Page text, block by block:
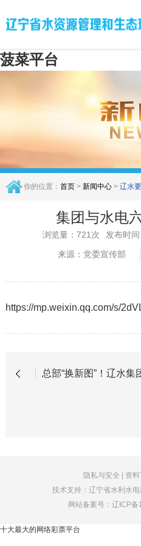
菠菜平台
你的位置： 首页> 新闻中心> 辽水
集团与水电
浏览量：721次
发布时
来源：党委宣传部
https://mp.weixin.qq.com/s/
隐私与安全 资
技术支持：辽宁省水利水
网站备案号：辽ICP备
十大最大的网络彩票平台